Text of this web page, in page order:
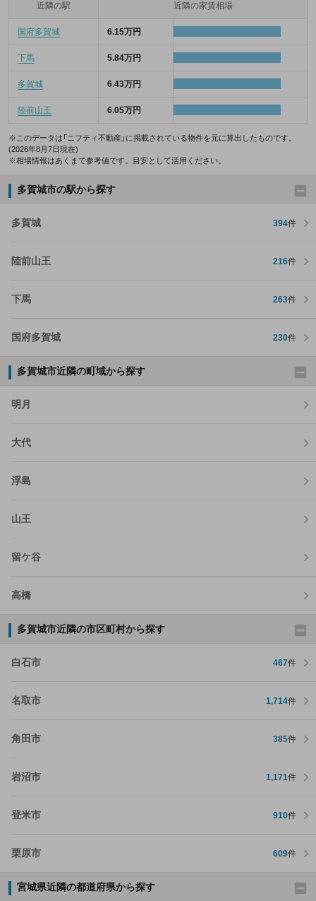
近隣の駅 近隣の家賃相場
国府多賀城 6.15万円
下馬 5.84万円
多賀城 6.43万円
陸前山王 6.05万円
※このデータは「ニフティ不動産」に掲載されている物件を元に算出したものです。
(2026年8月7日現在)
※相場情報はあくまで参考値です。目安として活用ください。
多賀城市の駅から探す
多賀城 394件
陸前山王 216件
下馬 263件
国府多賀城 230件
多賀城市近隣の町域から探す
明月
大代
浮島
山王
留ケ谷
高橋
多賀城市近隣の市区町村から探す
白石市 467件
名取市 1,714件
角田市 385件
岩沼市 1,171件
登米市 910件
栗原市 609件
宮城県近隣の都道府県から探す